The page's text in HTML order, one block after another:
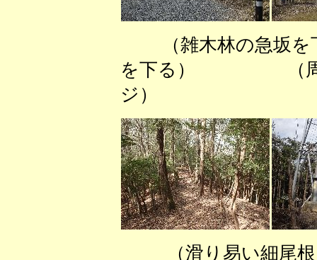
（雑木林の急
を下る） （周辺
ジ）
（滑り易い細